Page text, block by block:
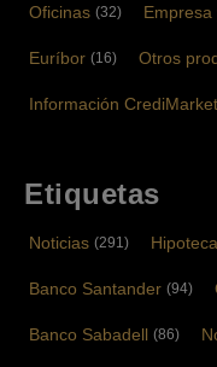
Oficinas (32) Empresa
Euríbor (16) Otros
Información CrediMarket
Etiquetas
Noticias (291)
Banco Santander (94)
Banco Sabadell (86)